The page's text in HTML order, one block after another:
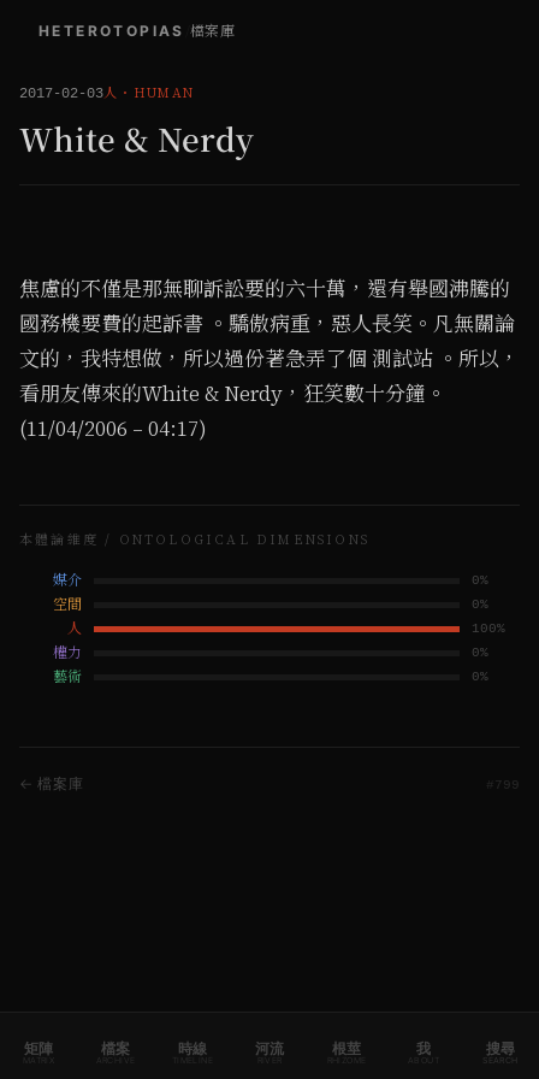
矩陣
MATRIX
檔案
ARCHIVE
時線 河流
RIVER
根莖 我 搜尋
SEARCH
HETEROTOPIAS 檔案庫
2017-02-03人 ・ HUMAN
White & Nerdy
焦慮的不僅是那無聊訴訟要的六十萬，還有舉國沸騰的
國務機要費的起訴書 。驕傲病重，惡人長笑。凡無關論
文的，我特想做，所以過份著急弄了個 測試站 。所以，
看朋友傳來的White & Nerdy，狂笑數十分鐘。
(11/04/2006 – 04:17)
本體論維度 / ONTOLOGICAL DIMENSIONS
媒介 0%
空間 0%
人 100%
權力 0%
藝術 0%
← 檔案庫 799